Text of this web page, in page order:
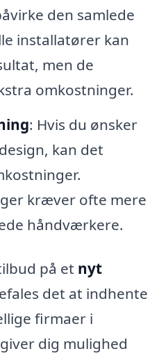
den samlede
installatører kan
men de
omkostninger.
: Hvis du ønsker
kan det
kræver ofte mere
håndværkere.
på et nyt
det at indhente
firmaer i
dig mulighed